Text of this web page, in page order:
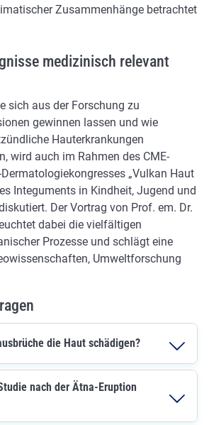
Zusammenhänge betrachtet
medizinisch relevant
sich aus der Forschung zu
gewinnen lassen und wie
Hauterkrankungen
wird auch im Rahmen des CME-
„Vulkan Haut
Integuments in Kindheit, Jugend und
Der Vortrag von Prof. em. Dr.
dabei die vielfältigen
Prozesse und schlägt eine
Umweltforschung
die Haut schädigen?
nach der Ätna-Eruption